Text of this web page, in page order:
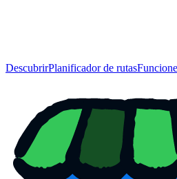
DescubrirPlanificador de rutas